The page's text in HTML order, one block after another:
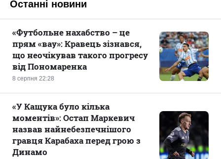
Останні новини
8 серпня 22:28
«Футбольне нахабство – це
прям «вау»: Кравець зізнався,
що неочікував такого прогресу
від Пономаренка
«У Кащука було кілька
моментів»: Остап Маркевич
назвав найнебезпечнішого
гравця Карабаха перед грою з
Динамо